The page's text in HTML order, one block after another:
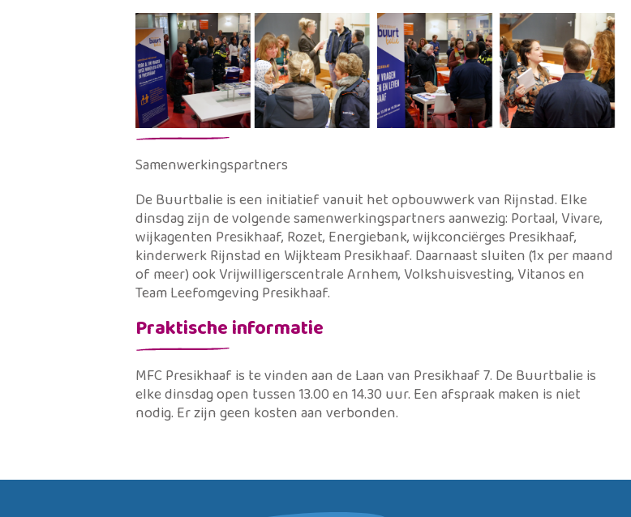
Samenwerkingspartners
De Buurtbalie is een initiatief vanuit het opbouwwerk van Rijnstad. Elke
dinsdag zijn de volgende samenwerkingspartners aanwezig: Portaal, Vivare,
wijkagenten Presikhaaf, Rozet, Energiebank, wijkconciërges Presikhaaf,
kinderwerk Rijnstad en Wijkteam Presikhaaf. Daarnaast sluiten (1x per maand
of meer) ook Vrijwilligerscentrale Arnhem, Volkshuisvesting, Vitanos en
Team Leefomgeving Presikhaaf.
Praktische informatie
MFC Presikhaaf is te vinden aan de Laan van Presikhaaf 7. De Buurtbalie is
elke dinsdag open tussen 13.00 en 14.30 uur. Een afspraak maken is niet
nodig. Er zijn geen kosten aan verbonden.